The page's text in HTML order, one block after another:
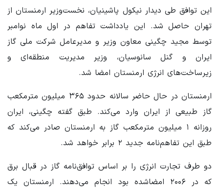
این توافق طی دیدار نیکول پاشینیان، نخست‌وزیر ارمنستان از
تهران حاصل شد. این یادداشت تفاهم در اول ماه نوامبر
توسط مجید چگینی معاون وزیر و مدیرعامل شرکت ملی گاز
ایران و گنل سانوسیان، وزیر مدیریت منطقه‌ای و
زیرساخت‌های انرژی ارمنستان امضا شد.
ارمنستان در حال حاضر سالانه حدود ۳۶۵ میلیون مترمکعب
گاز طبیعی از ایران وارد می‌کند. طبق گفته‌ چگینی، ایران
روزانه ۱ میلیون مترمکعب گاز به ارمنستان صادر می‌کند که
طبق این تفاهم‌نامه جدید ۲ برابر خواهد شد.
دو طرف تجارت انرژی را بر اساس توافق‌نامه گاز در قبال برق
که در ۲۰۰۶ امضاشده بود انجام می‌دهند. ارمنستان یک